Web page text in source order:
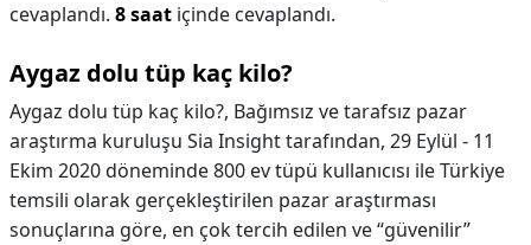
cevaplandı. 8 saat içinde cevaplandı.
Aygaz dolu tüp kaç kilo?
Aygaz dolu tüp kaç kilo?, Bağımsız ve tarafsız pazar
araştırma kuruluşu Sia Insight tarafından, 29 Eylül - 11
Ekim 2020 döneminde 800 ev tüpü kullanıcısı ile Türkiye
temsili olarak gerçekleştirilen pazar araştırması
sonuçlarına göre, en çok tercih edilen ve “güvenilir”